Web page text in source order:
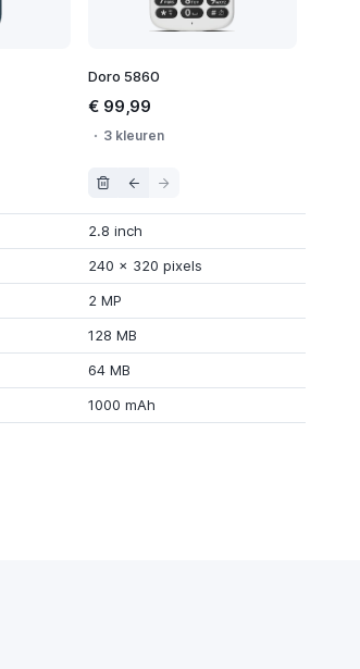
Doro 5860
€ 99,99
3 kleuren
2.8 inch
240 x 320 pixels
2 MP
128 MB
64 MB
1000 mAh